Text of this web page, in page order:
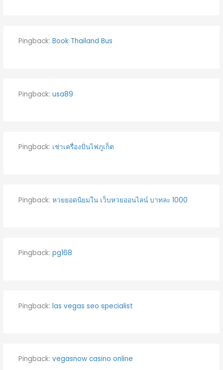
Pingback: Book Thailand Bus
Pingback: usa89
Pingback: เช่าเครื่องปั่นไฟภูเก็ต
Pingback: หวยยอดนิยมใน เว็บหวยออนไลน์ บาทละ 1000
Pingback: pg168
Pingback: las vegas seo specialist
Pingback: vegasnow casino online